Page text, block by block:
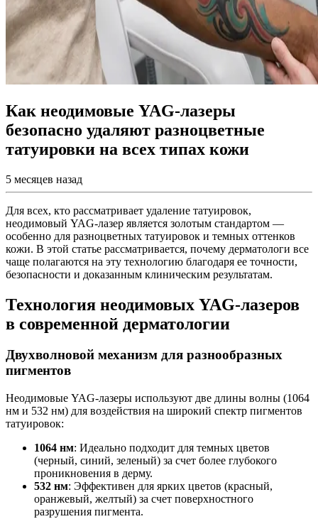
Как неодимовые YAG-лазеры
безопасно удаляют разноцветные
татуировки на всех типах кожи
5 месяцев назад
Для всех, кто рассматривает удаление татуировок,
неодимовый YAG-лазер является золотым стандартом —
особенно для разноцветных татуировок и темных оттенков
кожи. В этой статье рассматривается, почему дерматологи все
чаще полагаются на эту технологию благодаря ее точности,
безопасности и доказанным клиническим результатам.
Технология неодимовых YAG-лазеров
в современной дерматологии
Двухволновой механизм для разнообразных
пигментов
Неодимовые YAG-лазеры используют две длины волны (1064
нм и 532 нм) для воздействия на широкий спектр пигментов
татуировок:
1064 нм: Идеально подходит для темных цветов
(черный, синий, зеленый) за счет более глубокого
проникновения в дерму.
532 нм: Эффективен для ярких цветов (красный,
оранжевый, желтый) за счет поверхностного
разрушения пигмента.